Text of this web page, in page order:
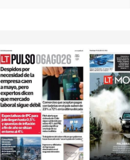
Opens in new window Opens in